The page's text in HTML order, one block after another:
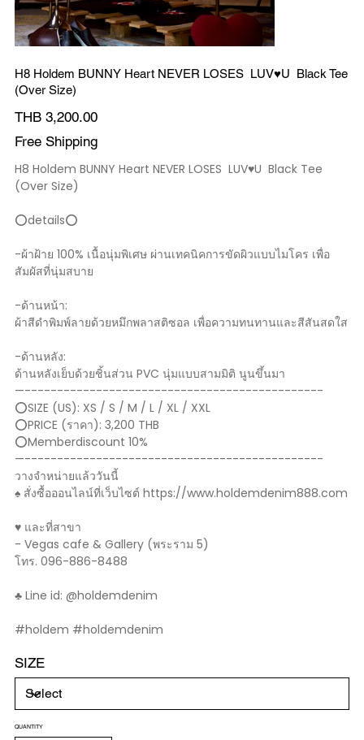
H8 Holdem BUNNY Heart NEVER LOSES LUV♥️U Black Tee
(Over Size)
Price
THB 3,200.00
Free Shipping
H8 Holdem BUNNY Heart NEVER LOSES LUV♥️U Black Tee
(Over Size)
⭕️details⭕️
-ผ้าฝ้าย 100% เนื้อนุ่มพิเศษ ผ่านเทคนิคการขัดผิวแบบไมโคร เพื่อ
สัมผัสที่นุ่มสบาย
-ด้านหน้า:
ผ้าสีดำพิมพ์ลายด้วยหมึกพลาสติซอล เพื่อความทนทานและสีสันสดใส
-ด้านหลัง:
ด้านหลังเย็บด้วยชิ้นส่วน PVC นุ่มแบบสามมิติ นูนขึ้นมา
—----------------------------------------------
⭕️SIZE (US): XS / S / M / L / XL / XXL
⭕️PRICE (ราคา): 3,200 THB
⭕️Memberdiscount 10%
—----------------------------------------------
วางจำหน่ายแล้ววันนี้
♠️ สั่งซื้อออนไลน์ที่เว็บไซต์ https://www.holdemdenim888.com
♥️ และที่สาขา
- Vegas cafe & Gallery (พระราม 5)
โทร. 096-886-8488
♣️ Line id: @holdemdenim
#holdem #holdemdenim
SIZE
QUANTITY